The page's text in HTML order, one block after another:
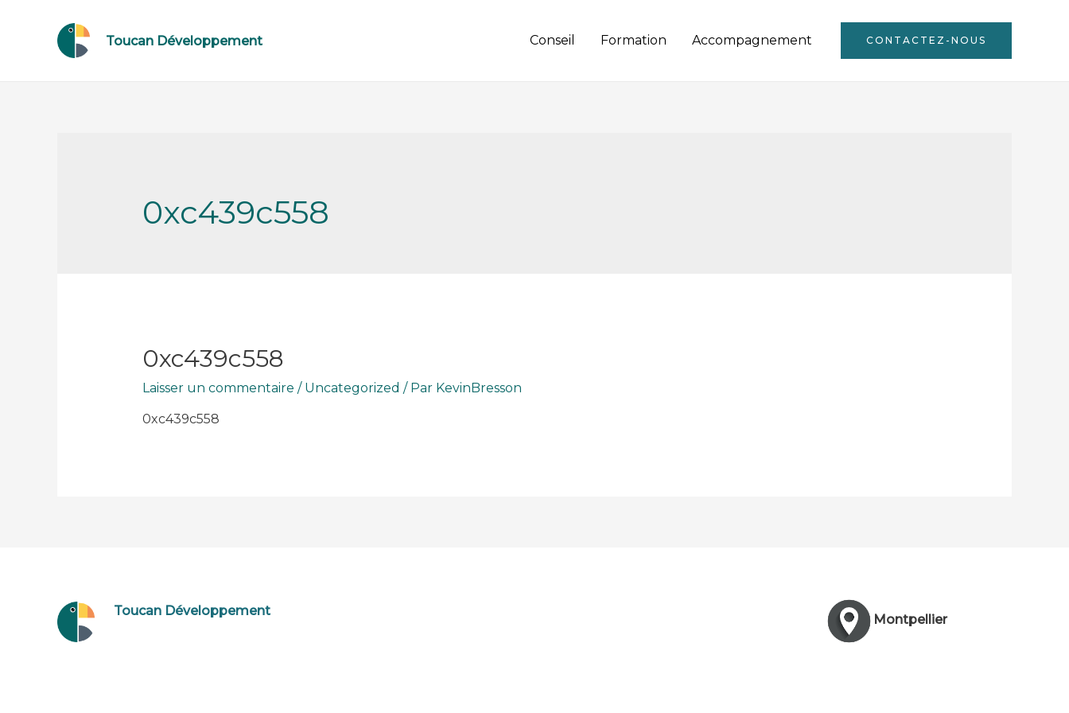
Toucan Développement Conseil Formation Accompagnement CONTACTEZ-NOUS
0xc439c558
0xc439c558
Laisser un commentaire / Uncategorized / Par KevinBresson
0xc439c558
Toucan Développement
Montpellier